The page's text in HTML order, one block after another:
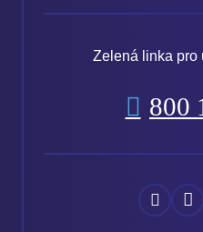
Zelená linka pro
800
Náš
Facebook
Náš